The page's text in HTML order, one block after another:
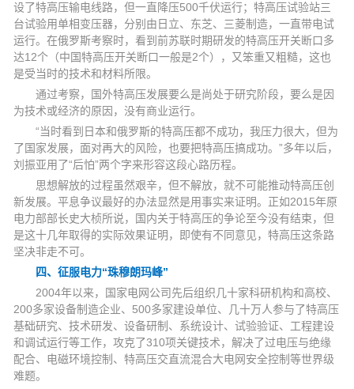
设了特高压输电线路，但一直降压500千伏运行；特高压试验站三
台试验用单相变压器，分别由日立、东芝、三菱制造，一直带电试
运行。在俄罗斯考察时，看到前苏联时期研发的特高压开关断口多
达12个（中国特高压开关断口一般是2个），又笨重又粗糙，这也
是受当时的技术和材料所限。
通过考察，国外特高压发展要么是尚处于研究阶段，要么是因
为技术或经济的原因，没有商业运行。
“当时看到日本和俄罗斯的特高压都不成功，我压力很大，但为
了国家发展，面对再大的风险，也要把特高压搞成功。”多年以后，
刘振亚用了“后怕”两个字来形容这段心路历程。
思想解放的过程虽然艰辛，但不解放，就不可能推动特高压创
新发展。平息争议最好的办法显然是用事实来证明。正如2015年原
电力部部长史大桢所说，国内关于特高压的争论至今没有结束，但
是这十几年取得的实际效果证明，即使有不同意见，特高压这条路
坚决非走不可。
四、征服电力“珠穆朗玛峰”
2004年以来，国家电网公司先后组织几十家科研机构和高校、
200多家设备制造企业、500多家建设单位、几十万人参与了特高压
基础研究、技术研发、设备研制、系统设计、试验验证、工程建设
和调试运行等工作，攻克了310项关键技术，解决了过电压与绝缘
配合、电磁环境控制、特高压交直流混合大电网安全控制等世界级
难题。